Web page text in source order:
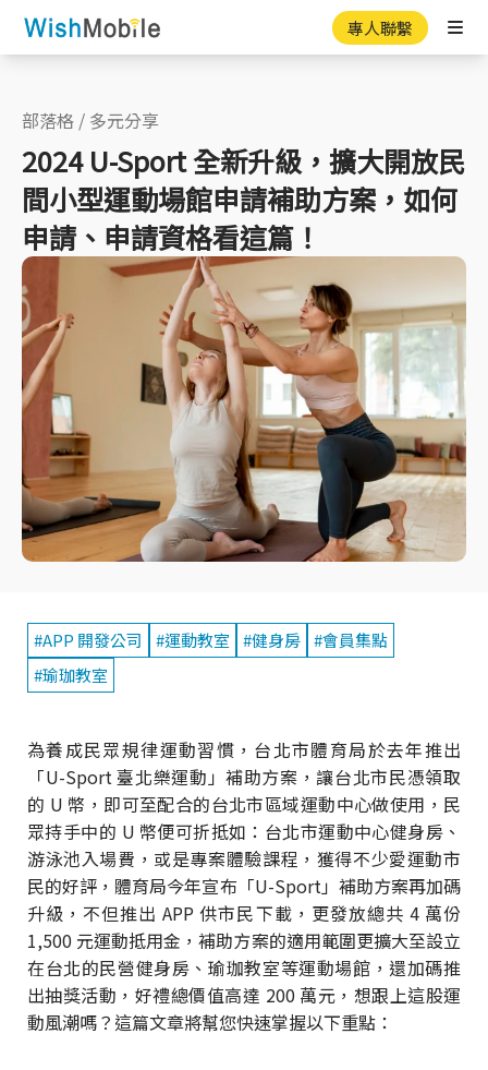
專人聯繫
部落格 / 多元分享
2024 U-Sport 全新升級，擴大開放民
間小型運動場館申請補助方案，如何
申請、申請資格看這篇！
#APP 開發公司 #運動教室 #健身房 #會員集點
#瑜珈教室
為養成民眾規律運動習慣，台北市體育局於去年推出
「U-Sport 臺北樂運動」補助方案，讓台北市民憑領取
的 U 幣，即可至配合的台北市區域運動中心做使用，民
眾持手中的 U 幣便可折抵如：台北市運動中心健身房、
游泳池入場費，或是專案體驗課程，獲得不少愛運動市
民的好評，體育局今年宣布「U-Sport」補助方案再加碼
升級，不但推出 APP 供市民下載，更發放總共 4 萬份
1,500 元運動抵用金，補助方案的適用範圍更擴大至設立
在台北的民營健身房、瑜珈教室等運動場館，還加碼推
出抽獎活動，好禮總價值高達 200 萬元，想跟上這股運
動風潮嗎？這篇文章將幫您快速掌握以下重點：